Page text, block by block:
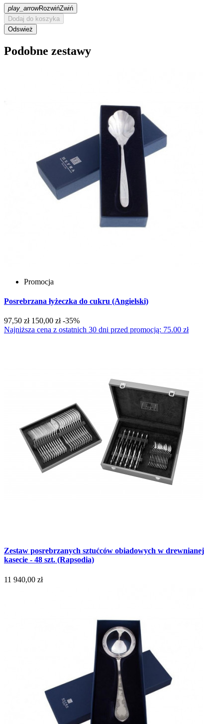
play_arrowRozwińZwiń
Dodaj do koszyka
Podobne zestawy
Promocja
Posrebrzana łyżeczka do cukru (Angielski)
97,50 zł 150,00 zł -35%
Najniższa cena z ostatnich 30 dni przed promocją: 75.00 zł
Zestaw posrebrzanych sztućców obiadowych w drewnianej
kasecie - 48 szt. (Rapsodia)
11 940,00 zł